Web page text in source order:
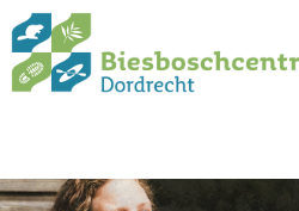
Spring
naar
inhoud